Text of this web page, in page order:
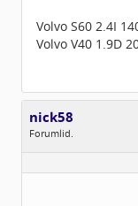
Volvo S60 2.4I
Volvo V40 1.9D
nick58
Forumlid.
Geregistreerd:10 /